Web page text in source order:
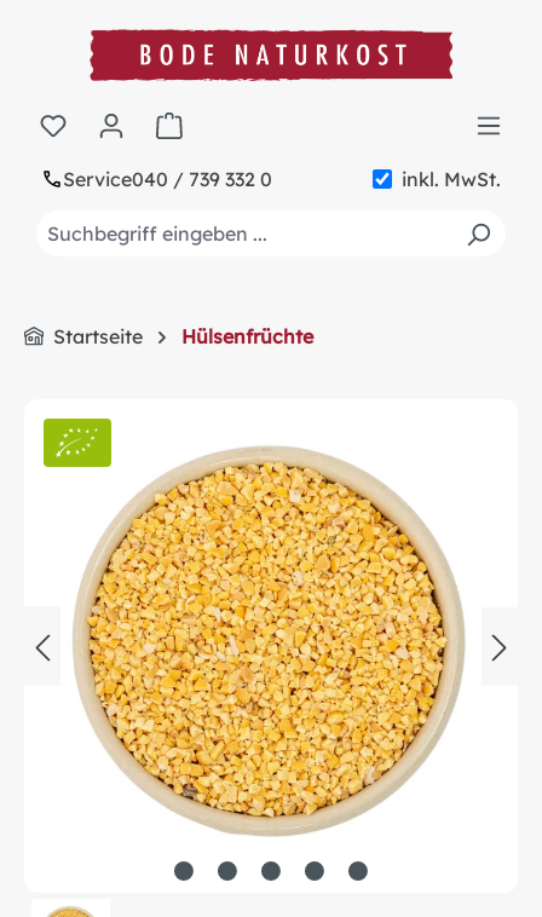
springen
Service040 / 739 332 0 inkl. MwSt.
Warenkorb enthält 0 Positionen. Der
Startseite Hülsenfrüchte
Bildergalerie überspringen